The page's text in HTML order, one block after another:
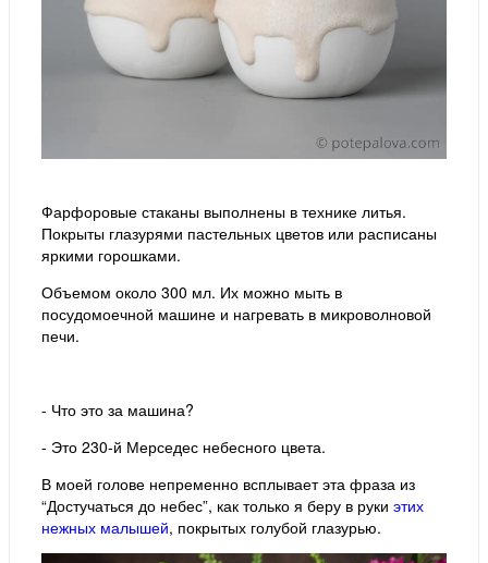
Фарфоровые стаканы выполнены в технике литья.
Покрыты глазурями пастельных цветов или расписаны
яркими горошками.
Объемом около 300 мл. Их можно мыть в
посудомоечной машине и нагревать в микроволновой
печи.
- Что это за машина?
- Это 230-й Мерседес небесного цвета.
В моей голове непременно всплывает эта фраза из
“Достучаться до небес”, как только я беру в руки этих
нежных малышей, покрытых голубой глазурью.